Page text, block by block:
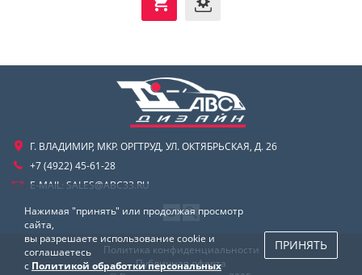
Г. ВЛАДИМИР, МКР. ОРГТРУД, УЛ. ОКТЯБРЬСКАЯ, Д. 26
+7 (4922) 45-61-28
E-MAIL: SALES@ABC33.RU
Политика конфиденциальности
Публичная оферта
Нажимая "принять" или продолжая просмотр
сайта,
вы разрешаете использование cookie и
соглашаетесь
с Политикой обработки персональных
ПРИНЯТЬ